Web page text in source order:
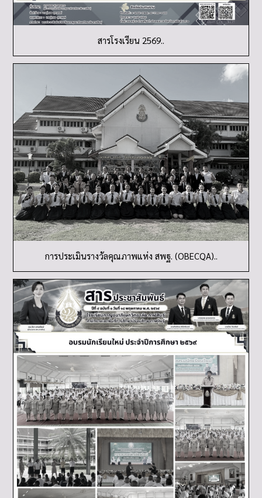
สารโรงเรียน 2569..
การประเมินรางวัลคุณภาพแห่ง สพฐ. (OBECQA)..